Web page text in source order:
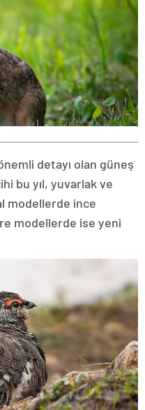
detayı olan güneş
bu yıl, yuvarlak ve
modellerde ince
modellerde ise yeni